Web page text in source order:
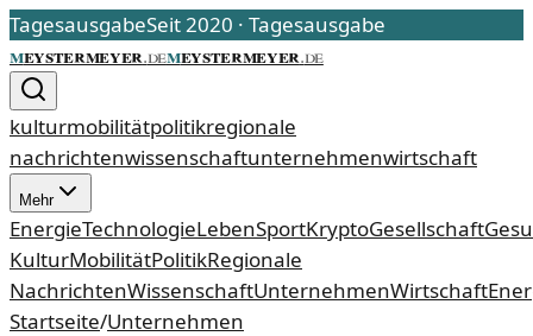
TagesausgabeSeit 2020 · Tagesausgabe
meystermeyer.demeystermeyer.de
kulturmobilitätpolitikregionale
nachrichtenwissenschaftunternehmenwirtschaft
Mehr
EnergieTechnologieLebenSportKryptoGesellschaft
KulturMobilitätPolitikRegionale
NachrichtenWissenschaftUnternehmenWirtschaft
Startseite/Unternehmen